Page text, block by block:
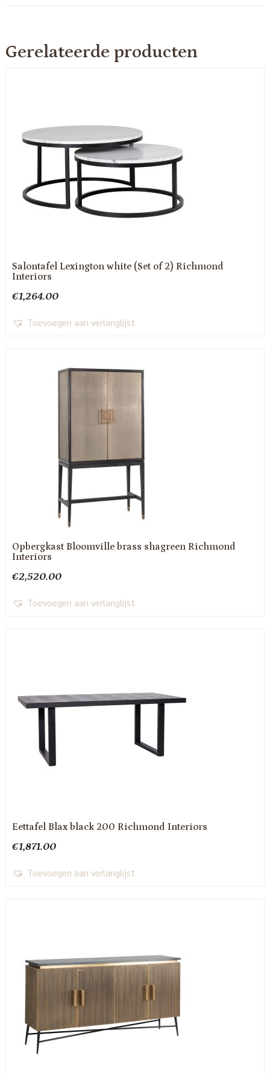
Gerelateerde producten
Salontafel Lexington white (Set of 2) Richmond
Interiors
€1,264.00
Toevoegen aan verlanglijst
Opbergkast Bloomville brass shagreen Richmond
Interiors
€2,520.00
Toevoegen aan verlanglijst
Eettafel Blax black 200 Richmond Interiors
€1,871.00
Toevoegen aan verlanglijst